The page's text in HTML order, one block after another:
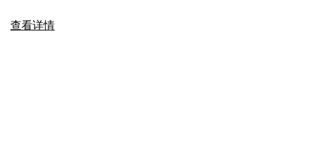
查看详情